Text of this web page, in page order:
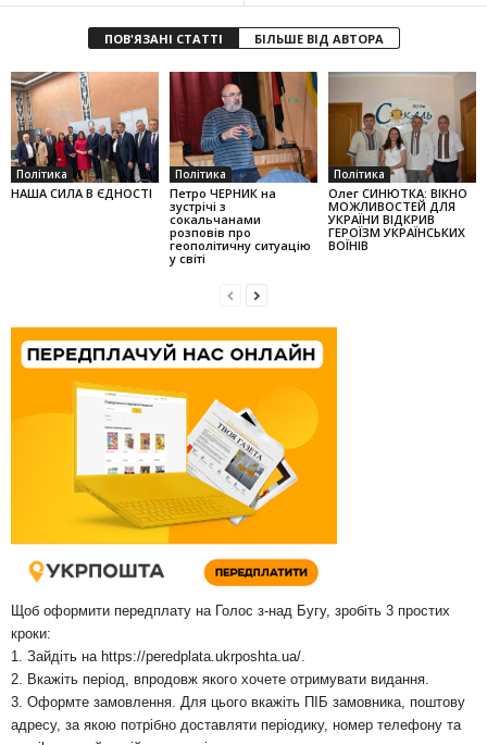
ПОВ'ЯЗАНІ СТАТТІ БІЛЬШЕ ВІД АВТОРА
Політика
НАША СИЛА В ЄДНОСТІ
Політика
Петро ЧЕРНИК на
зустрічі з
сокальчанами
розповів про
геополітичну ситуацію
у світі
Політика
Олег СИНЮТКА: ВІКНО
МОЖЛИВОСТЕЙ ДЛЯ
УКРАЇНИ ВІДКРИВ
ГЕРОЇЗМ УКРАЇНСЬКИХ
ВОЇНІВ
Щоб оформити передплату на Голос з-над Бугу, зробіть 3 простих
кроки:
1. Зайдіть на https://peredplata.ukrposhta.ua/.
2. Вкажіть період, впродовж якого хочете отримувати видання.
3. Оформте замовлення. Для цього вкажіть ПІБ замовника, поштову
адресу, за якою потрібно доставляти періодику, номер телефону та